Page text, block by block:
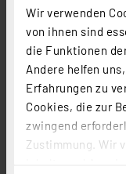
Wir verwenden
von ihnen sind
die Funktionen
Andere helfen
Erfahrungen zu
Cookies, die zur
zwingend
Zustimmung. Wir
Kohlendioxid,
Artikel-Nr. 252748